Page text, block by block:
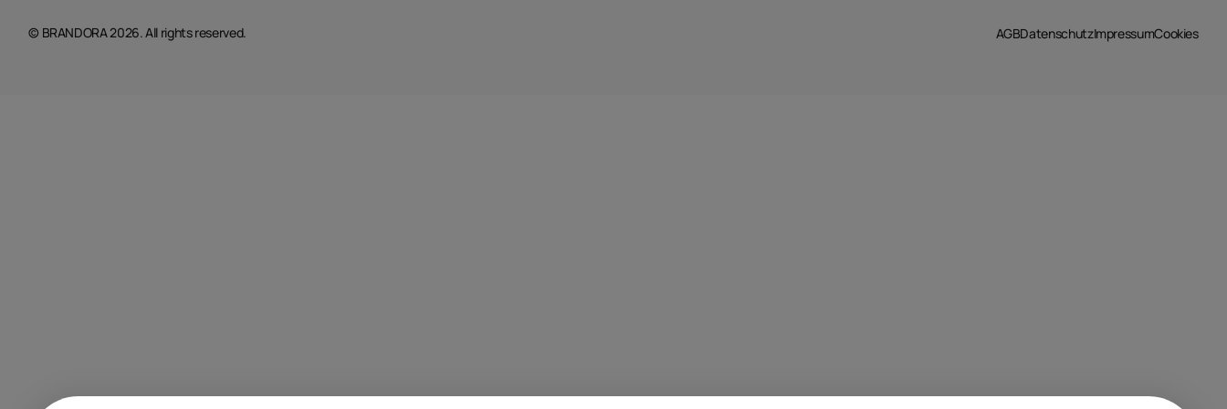
© BRANDORA 2026. All rights reserved. AGBDatenschutzImpressumCookies